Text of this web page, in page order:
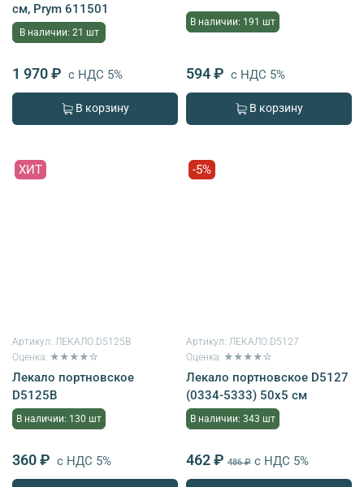
см, Prym 611501
В наличии: 21 шт
1 970 ₽ с НДС 5%
В корзину
В наличии: 191 шт
594 ₽ с НДС 5%
В корзину
ХИТ
Артикул: ЛЕКАЛО.D5125B
Оценка: ★★★★☆
Лекало портновское
D5125B
В наличии: 130 шт
360 ₽ с НДС 5%
-5%
Артикул: ЛЕКАЛО.D5127
Оценка: ★★★★☆
Лекало портновское D5127
(0334-5333) 50х5 см
В наличии: 343 шт
462 ₽ 486 ₽ с НДС 5%